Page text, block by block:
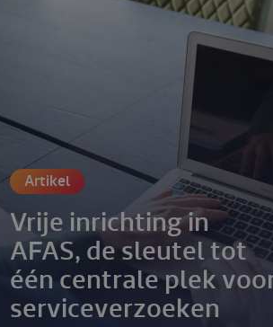
Artikel
Vrije inrichting in
AFAS, de sleutel tot
één centrale plek
servicever­zoeken